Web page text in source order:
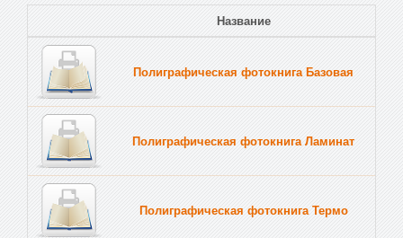
Название
Полиграфическая фотокнига Базовая
Полиграфическая фотокнига Ламинат
Полиграфическая фотокнига Термо